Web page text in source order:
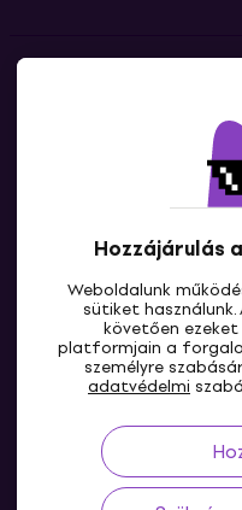
Hozzájárulás
Weboldalunk
sütiket
követően
platformjain a
személyre
adatvédelmi
Lépj